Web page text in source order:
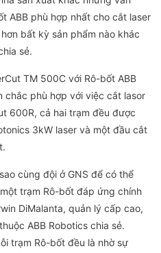
ABB phù hợp nhất cho cắt laser
bất kỳ sản phẩm nào khác
sẻ.
TM 500C với Rô-bốt ABB
chắc phù hợp với việc cắt lasor
600R, cả hai trạm đều được
3kW laser và một đầu cắt
cùng đội ở GNS để có thể
trạm Rô-bốt đáp ứng chính
DiMalanta, quản lý cấp cao,
ABB Robotics chia sẻ.
trạm Rô-bốt đều là nhờ sự